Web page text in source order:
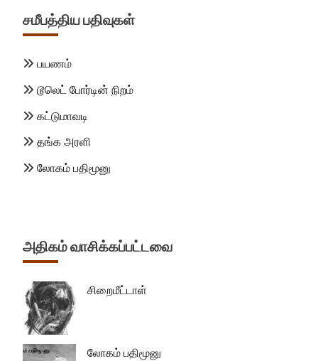
சமீபத்திய பதிவுகள்
பயணம்
டூலெட் போர்டின் நிறம்
கட்டுமாவடி
தங்க அரளி
லோகம் பதிமூனு
அதிகம் வாசிக்கப்பட்டவை
சிறைமீட்டாள்
லோகம் பதிமூனு